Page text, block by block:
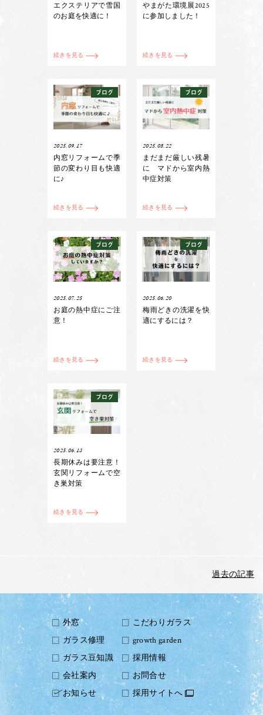
エクステリアで雪国
のお庭を快適に！
続きを見る
やまがた環境展2025
に参加しました！
続きを見る
ブログ
2025.09.17
内窓リフォームで季
節の変わり目も快適
に♪
続きを見る
ブログ
2025.08.22
まだまだ厳しい残暑
に マドから室内熱
中症対策
続きを見る
ブログ
2025.07.25
お庭の熱中症にご注
意！
続きを見る
ブログ
2025.06.20
梅雨どきの洗濯を快
適にするには？
続きを見る
ブログ
2025.06.13
長期休みは要注意！
玄関リフォームで空
き巣対策
続きを見る
過去の記事
外窓
こだわりガラス
ガラス修理
growth garden
ガラス豆知識
採用情報
会社案内
お問合せ
お知らせ
採用サイトへ